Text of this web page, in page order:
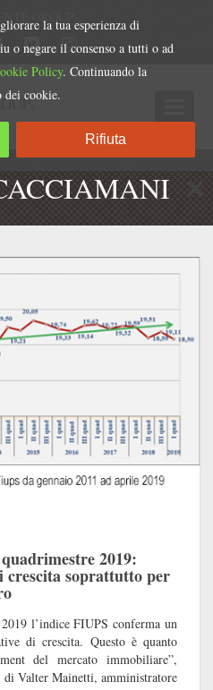
2019:
crescita soprattutto per
l’indice FIUPS conferma un
di crescita. Questo è quanto
del mercato immobiliare”,
di Valter Mainetti, amministratore
la tua esperienza di
o negare il consenso a tutti o ad
Policy. Continuando la
dei cookie.
Rifiuta